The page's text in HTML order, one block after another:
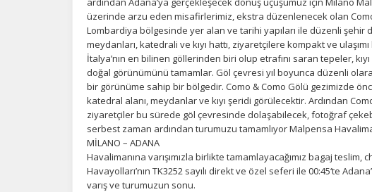
üzerinde arzu eden misafirlerimiz, ekstra düzenlenecek olan
Lombardiya bölgesinde yer alan ve tarihi yapıları ile düzenli şehir
meydanları, katedrali ve kıyı hattı, ziyaretçilere kompakt ve
İtalya’nın en bilinen göllerinden biri olup etrafını saran tepeler,
doğal görünümünü tamamlar. Göl çevresi yıl boyunca düzenli
bir görünüme sahip bir bölgedir. Como & Como Gölü gezimizde
katedral alanı, meydanlar ve kıyı şeridi görülecektir. Ardından
ziyaretçiler bu sürede göl çevresinde dolaşabilecek, fotoğraf
serbest zaman ardından turumuzu tamamlıyor Malpensa
MİLANO – ADANA
Havalimanına varışımızla birlikte tamamlayacağımız bagaj
Havayolları’nın TK3252 sayılı direkt ve özel seferi ile 00:45‘te
varış ve turumuzun sonu.